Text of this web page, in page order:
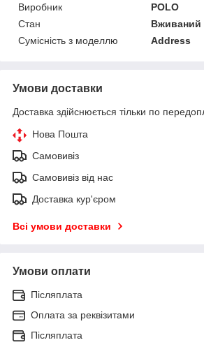
Виробник
POLO
Стан
Вживаний
Сумісність з моделлю
Address
Умови доставки
Доставка здійснюється тільки по
Нова Пошта
Самовивіз
Самовивіз від нас
Доставка кур'єром
Всі умови доставки
Умови оплати
Післяплата
Оплата за реквізитами
Післяплата